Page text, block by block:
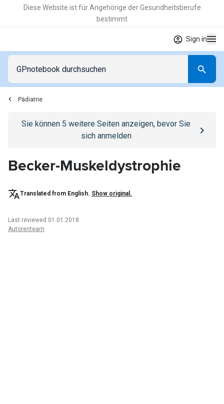
Diese Website ist für Angehörige der Gesundheitsberufe
bestimmt
Sign in
Pädiatrie
Go to/anmeldenpage
Sie können 5 weitere Seiten anzeigen, bevor Sie
sich anmelden
Becker-Muskeldystrophie
Translated from English. Show original.
Last reviewed 01.01.2018
Autorenteam